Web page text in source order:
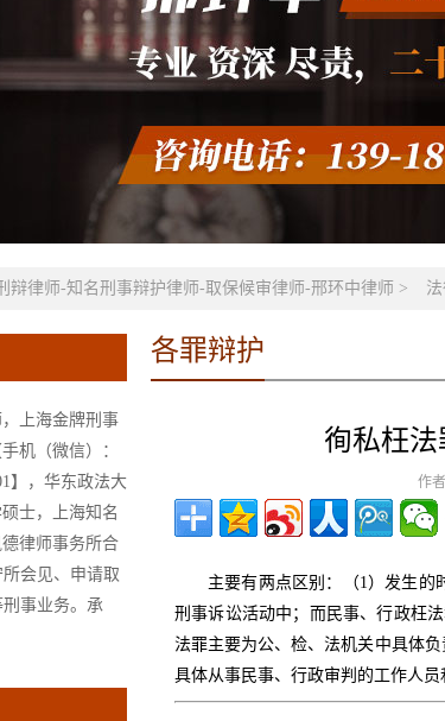
辩律师-知名刑事辩护律师-取保候审律师-邢环中律师 >
上海金牌刑事
机（微信）：
】，华东政法大
士，上海知名
律师事务所合
会见、申请取
事业务。承
各罪辩护
徇私枉法
作
主要有两点区别：（1）发生的
刑事诉讼活动中；而民事、行政枉
法罪主要为公、检、法机关中具体
具体从事民事、行政审判的工作人员